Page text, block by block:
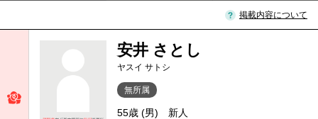
掲載内容について
安井 さとし
ヤスイ サトシ
無所属
55歳 (男) 新人